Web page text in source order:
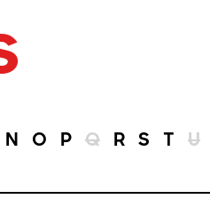
N O P Q R S T U